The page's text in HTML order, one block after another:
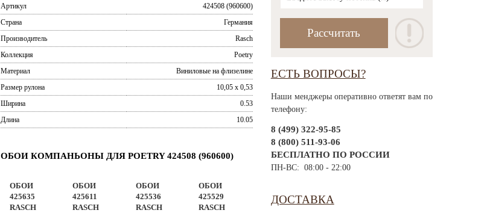
Артикул
424508 (960600)
Страна
Германия
Производитель
Rasch
Коллекция
Poetry
Материал
Виниловые на флизелине
Размер рулона
10,05 x 0,53
Ширина
0.53
Длина
10.05
ОБОИ КОМПАНЬОНЫ ДЛЯ POETRY 424508 (960600)
ОБОИ
425635
RASCH
ОБОИ
425611
RASCH
ОБОИ
425536
RASCH
ОБОИ
425529
RASCH
ЕСТЬ ВОПРОСЫ?
Наши менджеры оперативно ответят вам по
телефону:
8 (499) 322-95-85
8 (800) 511-93-06
БЕСПЛАТНО ПО РОССИИ
ПН-ВС: 08:00 - 22:00
ДОСТАВКА